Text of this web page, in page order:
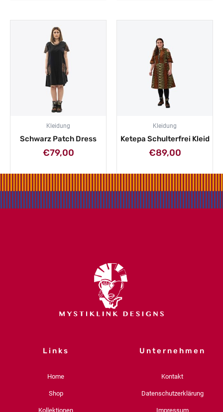
Kleidung
Schwarz Patch Dress
€79,00
Kleidung
Ketepa Schulterfrei Kleid
€89,00
Links
Home
Shop
Kollektionen
Unternehmen
Kontakt
Datenschutzerklärung
Impressum